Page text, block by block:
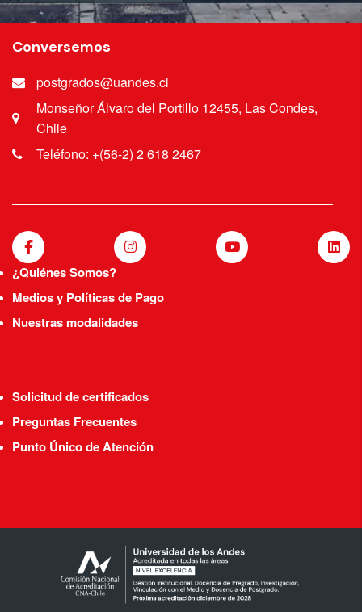
Conversemos
postgrados@uandes.cl
Monseñor Álvaro del Portillo 12455, Las Condes,
Chile
Teléfono: +(56-2) 2 618 2467
¿Quiénes Somos?
Medios y Políticas de Pago
Nuestras modalidades
Solicitud de certificados
Preguntas Frecuentes
Punto Único de Atención